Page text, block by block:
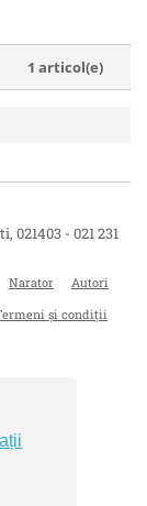
1 articol(e)
, 021403 - 021 231
Narator
Autori
și condiții